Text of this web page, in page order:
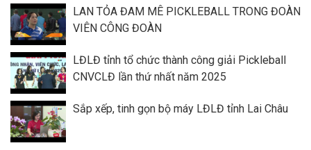
LAN TỎA ĐAM MÊ PICKLEBALL TRONG ĐOÀN
VIÊN CÔNG ĐOÀN
LĐLĐ tỉnh tổ chức thành công giải Pickleball
CNVCLĐ lần thứ nhất năm 2025
Sắp xếp, tinh gọn bộ máy LĐLĐ tỉnh Lai Châu